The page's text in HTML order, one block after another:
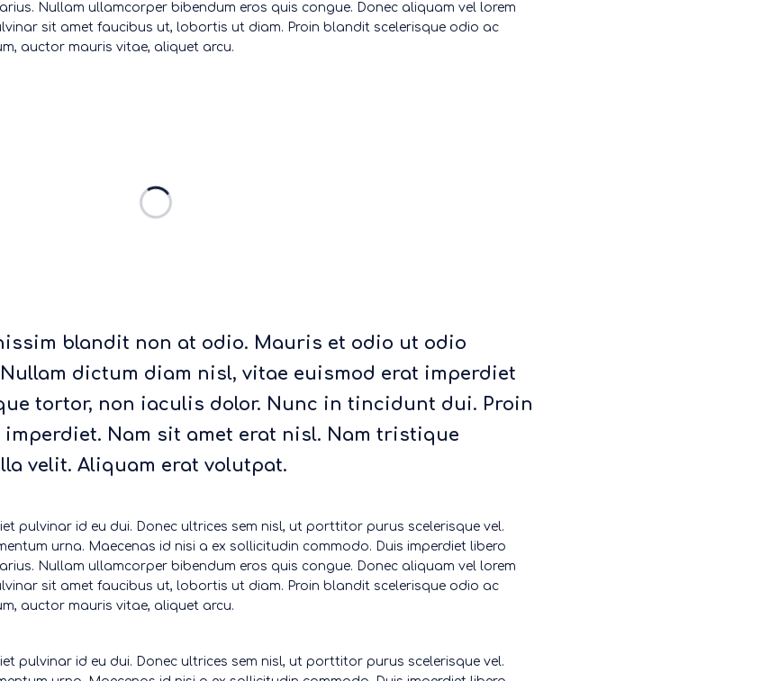
Nullam ullamcorper bibendum eros quis congue. Donec aliquam vel lorem
sit amet faucibus ut, lobortis ut diam. Proin blandit scelerisque odio ac
auctor mauris vitae, aliquet arcu.
blandit non at odio. Mauris et odio ut odio
dictum diam nisl, vitae euismod erat imperdiet
tortor, non iaculis dolor. Nunc in tincidunt dui. Proin
Nam sit amet erat nisl. Nam tristique
velit. Aliquam erat volutpat.
pulvinar id eu dui. Donec ultrices sem nisl, ut porttitor purus scelerisque vel.
urna. Maecenas id nisi a ex sollicitudin commodo. Duis imperdiet libero
Nullam ullamcorper bibendum eros quis congue. Donec aliquam vel lorem
sit amet faucibus ut, lobortis ut diam. Proin blandit scelerisque odio ac
auctor mauris vitae, aliquet arcu.
pulvinar id eu dui. Donec ultrices sem nisl, ut porttitor purus scelerisque vel.